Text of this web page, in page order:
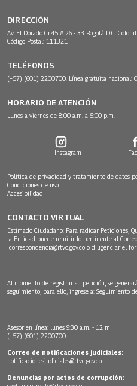
DIRECCIÓN
Av. El Dorado Cr.45 # 26 - 33 Bogotá D.C.
Código Postal: 111321
TELÉFONOS
(+57) (601) 2200700. Línea gratuita nacional:
HORARIO DE ATENCIÓN
Lunes a viernes de 8:00 a.m. a 5:00 p.m.
Instagram
Política de privacidad y tratamiento de datos
Condiciones de uso
Accesibilidad
CONTACTO VIRTUAL
Estimado Ciudadano: Para radicar Peticiones,
la Entidad puede remitir lo pertinente al
correspondencia@rtvc.gov.co o diligenciar el
Al momento de registrar su petición, se
seguimiento, para ello, ingrese a: Seguimiento
Asesor en línea: lunes 9:30 a.m. - 12 m
(+57) (601) 2200700
Correo de notificaciones judiciales:
notificacionesjudiciales@rtvc.gov.co
Denuncias por actos de corrupción: